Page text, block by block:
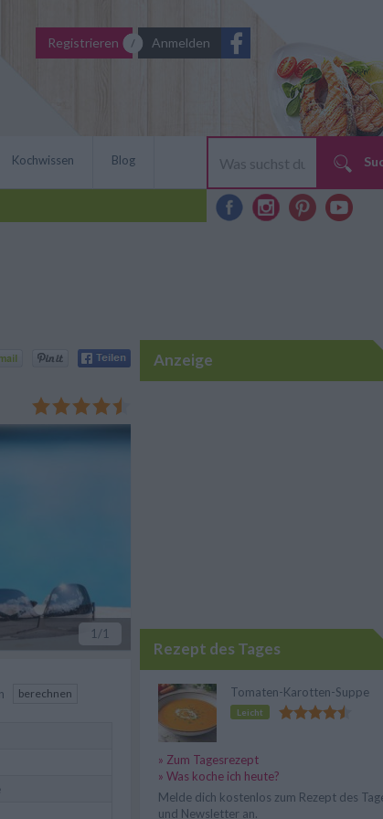
Registrieren Anmelden
Kochwissen Blog
Hit: der cremige
1 /1
berechnen
Anzeige
Rezept des Tages
Tomaten-Karotten-Suppe
Leicht
» Zum Tagesrezept
» Was koche ich heute?
Melde dich kostenlos zum Rezept des
und Newsletter an.